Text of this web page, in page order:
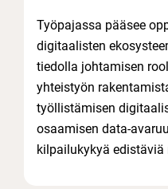
Työpajassa pääsee
digitaalisten
tiedolla johtamisen
yhteistyön
työllistämisen
osaamisen data-
kilpailukykyä edistäviä